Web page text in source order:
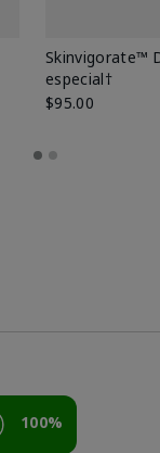
Skinvigorate™
especial†
$95.00
100%